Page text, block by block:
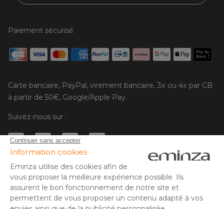
Paiement sécurisé
Carte bancaire, PayPal, virement bancaire, 3x ou 4x par CB
à partir de 50€, Google/Apple Pay.
Suivez-nous sur :
© Copyright 2025 Eminza | Tous droits réservés |
ESPAÑA
ITALIE
DEUTSCHLAND
FRA